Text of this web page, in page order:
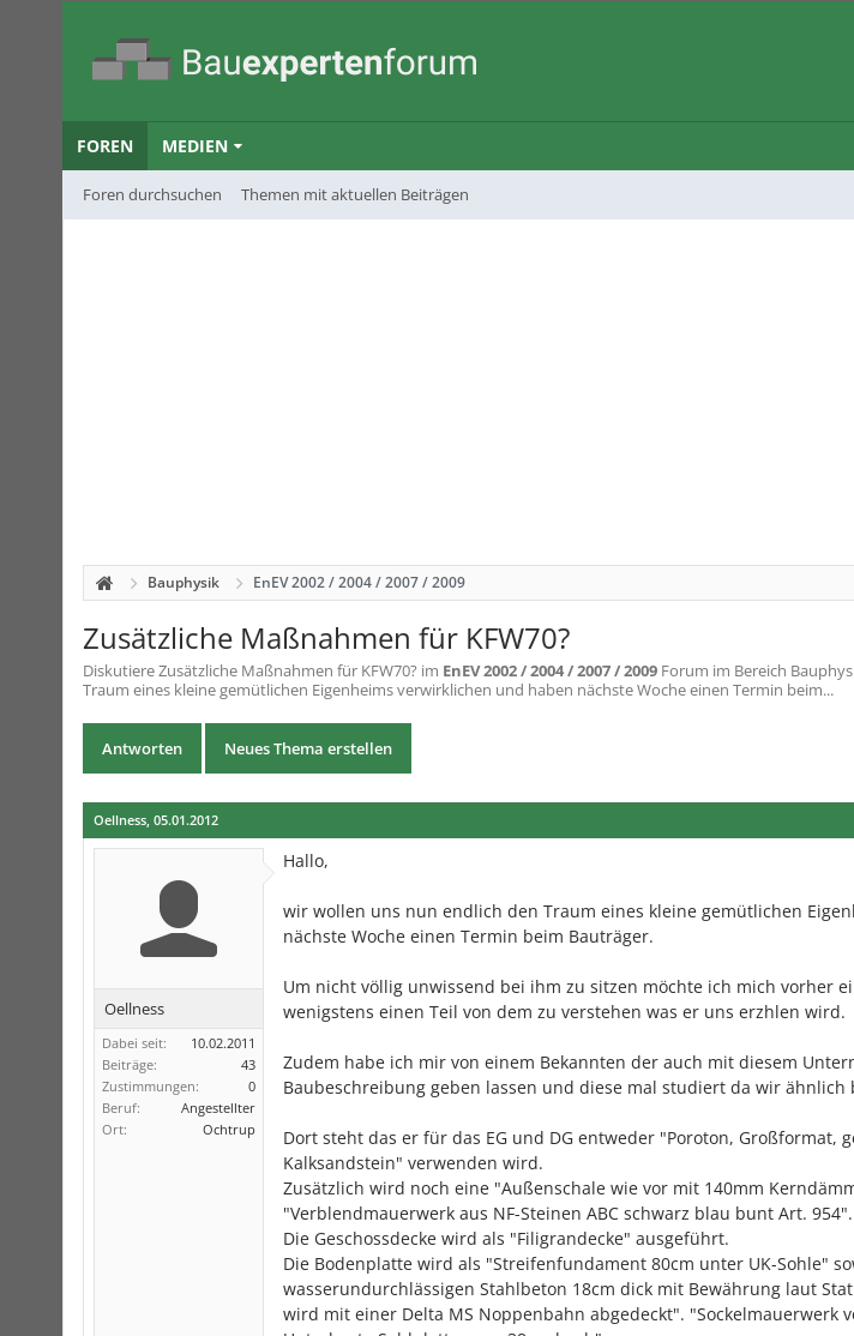
FOREN
Foren durchsuchen Themen mit aktuellen Beiträgen
MEDIEN
Bauphysik EnEV 2002 / 2004 / 2007 / 2009
Zusätzliche Maßnahmen für KFW70?
DiskutiereZusätzliche Maßnahmen für KFW70? im EnEV 2002 / 2004 / 2007 / 2009 Forum im Bereich
Traum eines kleine gemütlichen Eigenheims verwirklichen und haben nächste Woche einen Termin beim...
Antworten Neues Thema erstellen
Oellness, 05.01.2012
Oellness
Dabei seit:
10.02.2011
Beiträge:
43
Zustimmungen:
0
Beruf:
Angestellter
Ort:
Ochtrup
Hallo,
wir wollen uns nun endlich den Traum eines kleine gemütlichen
nächste Woche einen Termin beim Bauträger.
Um nicht völlig unwissend bei ihm zu sitzen möchte ich mich vorher
wenigstens einen Teil von dem zu verstehen was er uns erzhlen wird.
Zudem habe ich mir von einem Bekannten der auch mit diesem
Baubeschreibung geben lassen und diese mal studiert da wir ähnlich
Dort steht das er für das EG und DG entweder "Poroton, Großformat,
Kalksandstein" verwenden wird.
Zusätzlich wird noch eine "Außenschale wie vor mit 140mm
"Verblendmauerwerk aus NF-Steinen ABC schwarz blau bunt Art. 954".
Die Geschossdecke wird als "Filigrandecke" ausgeführt.
Die Bodenplatte wird als "Streifenfundament 80cm unter UK-Sohle"
wasserundurchlässigen Stahlbeton 18cm dick mit Bewährung laut
wird mit einer Delta MS Noppenbahn abgedeckt". "Sockelmauerwerk